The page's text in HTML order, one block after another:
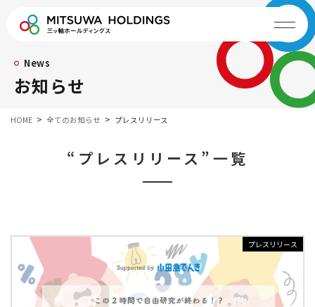
News
お知らせ
HOME 全てのお知らせ プレスリリース
“プレスリリース”一覧
プレスリリース